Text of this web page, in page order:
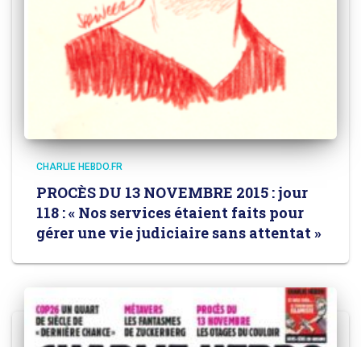
CHARLIE HEBDO.FR
PROCÈS DU 13 NOVEMBRE 2015 : jour
118 : « Nos services étaient faits pour
gérer une vie judiciaire sans attentat »